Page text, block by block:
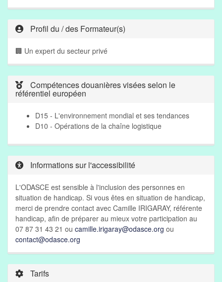
Profil du / des Formateur(s)
🏢 Un expert du secteur privé
Compétences douanières visées selon le
référentiel européen
D15 - L'environnement mondial et ses tendances
D10 - Opérations de la chaîne logistique
Informations sur l'accessibilité
L'ODASCE est sensible à l'inclusion des personnes en
situation de handicap. Si vous êtes en situation de handicap,
merci de prendre contact avec Camille IRIGARAY, référente
handicap, afin de préparer au mieux votre participation au
07 87 31 43 21 ou camille.irigaray@odasce.org ou
contact@odasce.org
Tarifs